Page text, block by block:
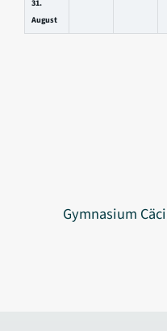
31.
August
Gymnasium